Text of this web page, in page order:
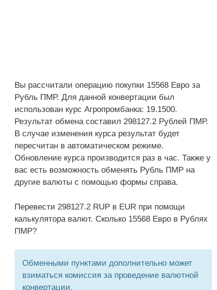
Вы рассчитали операцию покупки 15568 Евро за
Рубль ПМР. Для данной конвертации был
использован курс Агропромбанка: 19.1500.
Результат обмена составил 298127.2 Рублей ПМР.
В случае изменения курса результат будет
пересчитан в автоматическом режиме.
Обновление курса производится раз в час. Также у
вас есть возможность обменять Рубль ПМР на
другие валюты с помощью формы справа.
Перевести 298127.2 RUP в EUR при помощи
калькулятора валют. Сколько 15568 Евро в Рублях
ПМР?
Обменными пунктами дополнительно может
взиматься комиссия за проведение валютной
конвертации.